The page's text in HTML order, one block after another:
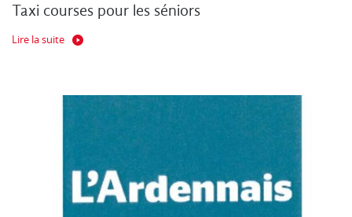
Taxi courses pour les séniors
Lire la suite